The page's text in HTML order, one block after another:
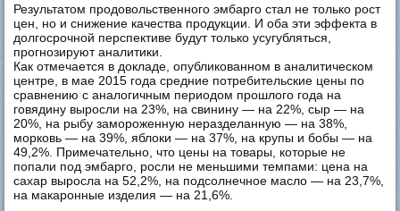
Результатом продовольственного эмбарго стал не только рост
цен, но и снижение качества продукции. И оба эти эффекта в
долгосрочной перспективе будут только усугубляться,
прогнозируют аналитики.
Как отмечается в докладе, опубликованном в аналитическом
центре, в мае 2015 года средние потребительские цены по
сравнению с аналогичным периодом прошлого года на
говядину выросли на 23%, на свинину ― на 22%, сыр ― на
20%, на рыбу замороженную неразделанную ― на 38%,
морковь ― на 39%, яблоки ― на 37%, на крупы и бобы ― на
49,2%. Примечательно, что цены на товары, которые не
попали под эмбарго, росли не меньшими темпами: цена на
сахар выросла на 52,2%, на подсолнечное масло ― на 23,7%,
на макаронные изделия ― на 21,6%.